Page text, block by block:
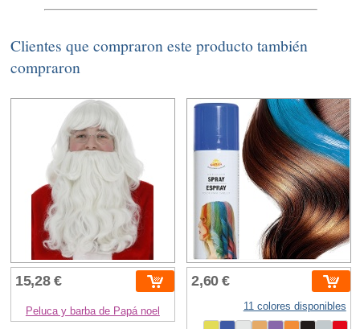
Clientes que compraron este producto también
compraron
15,28 €
Peluca y barba de Papá noel
2,60 €
11 colores disponibles